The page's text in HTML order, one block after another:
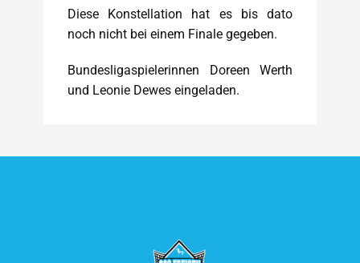
Diese Konstellation hat es bis dato
noch nicht bei einem Finale gegeben.
Bundesligaspielerinnen Doreen Werth
und Leonie Dewes eingeladen.